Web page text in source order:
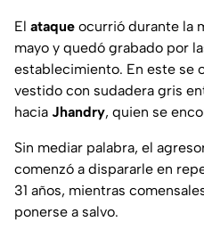
El ataque ocurrió durante la
mayo y quedó grabado por
establecimiento. En este se
vestido con sudadera gris
hacia Jhandry, quien se
Sin mediar palabra, el
comenzó a dispararle en
31 años, mientras
ponerse a salvo.